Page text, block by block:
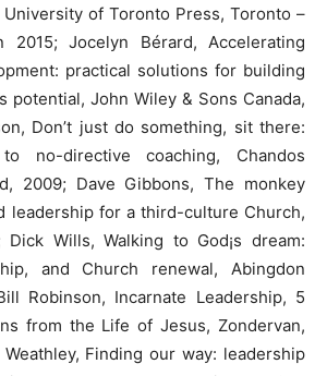
of Toronto Press, Toronto –
2015; Jocelyn Bérard, Accelerating
practical solutions for building
potential, John Wiley & Sons Canada,
Don’t just do something, sit there:
no-directive coaching, Chandos
2009; Dave Gibbons, The monkey
leadership for a third-culture Church,
Dick Wills, Walking to God¡s dream:
and Church renewal, Abingdon
Robinson, Incarnate Leadership, 5
from the Life of Jesus, Zondervan,
Finding our way: leadership